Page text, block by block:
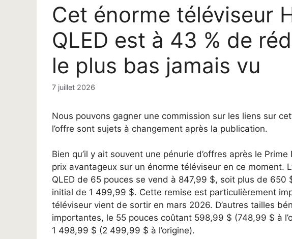
Cet énorme téléviseur
QLED est à 43 % de
le plus bas jamais vu
7 juillet 2026
Nous pouvons gagner une commission sur les liens sur
l’offre sont sujets à changement après la publication.
Bien qu’il y ait souvent une pénurie d’offres après le
prix avantageux sur un énorme téléviseur en ce moment.
QLED de 65 pouces se vend à 847,99 $, soit plus de
initial de 1 499,99 $. Cette remise est particulièrement
téléviseur vient de sortir en mars 2026. D’autres tailles
importantes, le 55 pouces coûtant 598,99 $ (748,99 $ à
1 498,99 $ (2 499,99 $ à l’origine).